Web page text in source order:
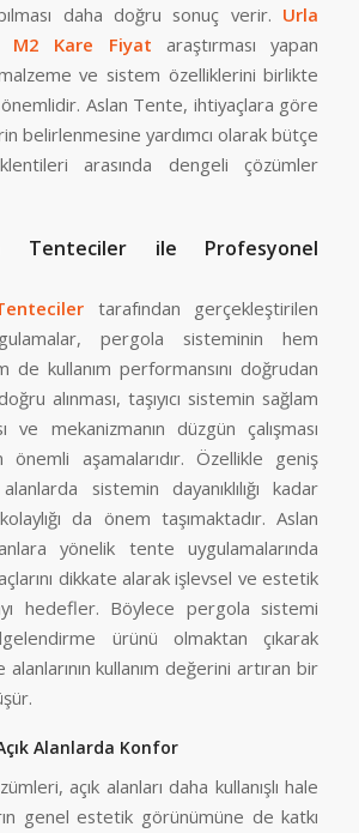
daha doğru sonuç verir. Urla
M2 Kare Fiyat araştırması yapan
ve sistem özelliklerini birlikte
Aslan Tente, ihtiyaçlara göre
belirlenmesine yardımcı olarak bütçe
arasında dengeli çözümler
Tenteciler ile Profesyonel
tarafından gerçekleştirilen
pergola sisteminin hem
de kullanım performansını doğrudan
alınması, taşıyıcı sistemin sağlam
ve mekanizmanın düzgün çalışması
önemli aşamalarıdır. Özellikle geniş
sistemin dayanıklılığı kadar
da önem taşımaktadır. Aslan
yönelik tente uygulamalarında
dikkate alarak işlevsel ve estetik
hedefler. Böylece pergola sistemi
ürünü olmaktan çıkarak
kullanım değerini artıran bir
Alanlarda Konfor
açık alanları daha kullanışlı hale
genel estetik görünümüne de katkı